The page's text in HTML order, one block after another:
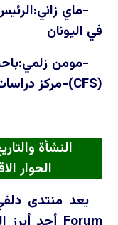
-ماي
في اليونان
-مومن
(
CFS)-مركز
النشأة
الحوار
يعد منتدى